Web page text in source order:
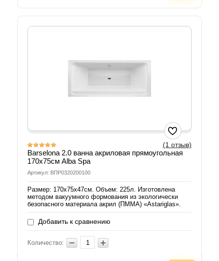
(1 отзыв)
Barselona 2.0 ванна акриловая прямоугольная
170х75см Alba Spa
Артикул: ВПР0320200100
Размер: 170х75х47см. Объем: 225л. Изготовлена
методом вакуумного формования из экологически
безопасного материала акрил (ПММА) «Astariglas».
Добавить к сравнению
Количество: